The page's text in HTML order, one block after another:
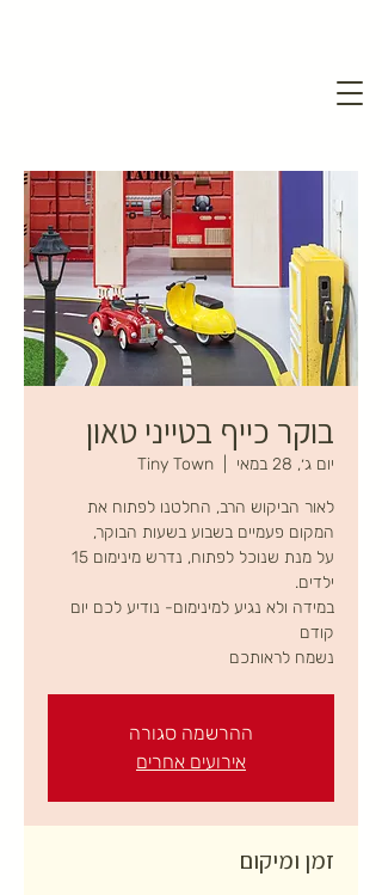
בוקר כייף בטייני טאון
יום ג׳, 28 במאי Tiny Town
לאור הביקוש הרב, החלטנו לפתוח את
על מנת שנוכל לפתוח, נדרש מינימום 15
במידה ולא נגיע למינימום- נודיע לכם יום
נשמח לראותכם
ההרשמה סגורה
אירועים אחרים
זמן ומיקום